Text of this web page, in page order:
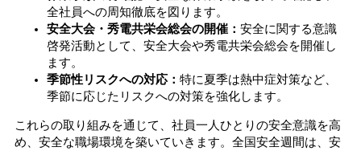
全社員への周知徹底を図ります。
安全大会・秀電共栄会総会の開催： 安全に関する意識
啓発活動として、安全大会や秀電共栄会総会を開催し
ます。
季節性リスクへの対応： 特に夏季は熱中症対策など、
季節に応じたリスクへの対策を強化します。
これらの取り組みを通じて、社員一人ひとりの安全意識を高
め、安全な職場環境を築いていきます。全国安全週間は、安